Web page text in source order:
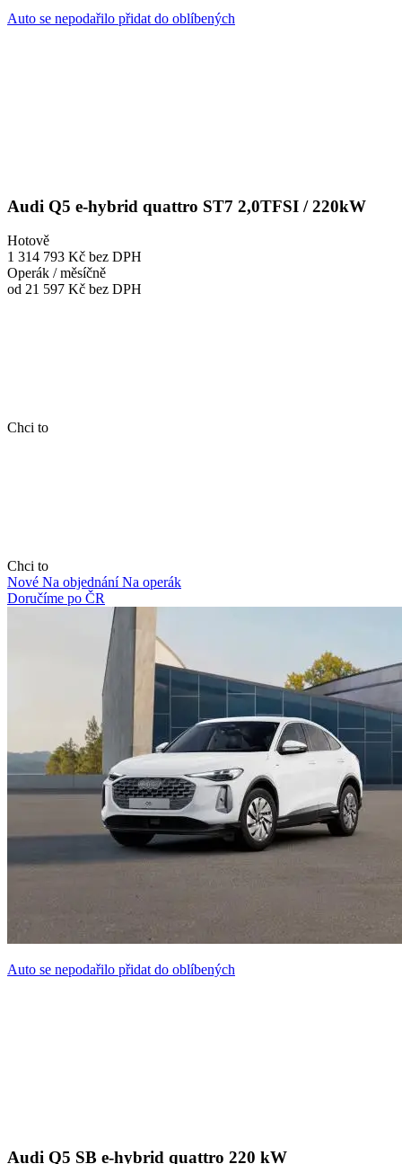
Auto se nepodařilo přidat do oblíbených
Audi Q5 e-hybrid quattro ST7 2,0TFSI / 220kW
Hotově
1 314 793 Kč bez DPH
Operák / měsíčně
od 21 597 Kč bez DPH
Chci to
Chci to
Nové Na objednáníNa operák
Doručíme po ČR
Auto se nepodařilo přidat do oblíbených
Audi Q5 SB e-hybrid quattro 220 kW